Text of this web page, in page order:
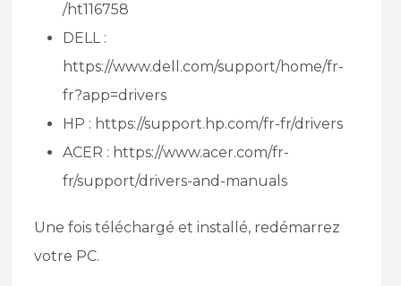
/ht116758
DELL :
https://www.dell.com/support/home/fr-
fr?app=drivers
HP : https://support.hp.com/fr-fr/drivers
ACER : https://www.acer.com/fr-
fr/support/drivers-and-manuals
Une fois téléchargé et installé, redémarrez
votre PC.